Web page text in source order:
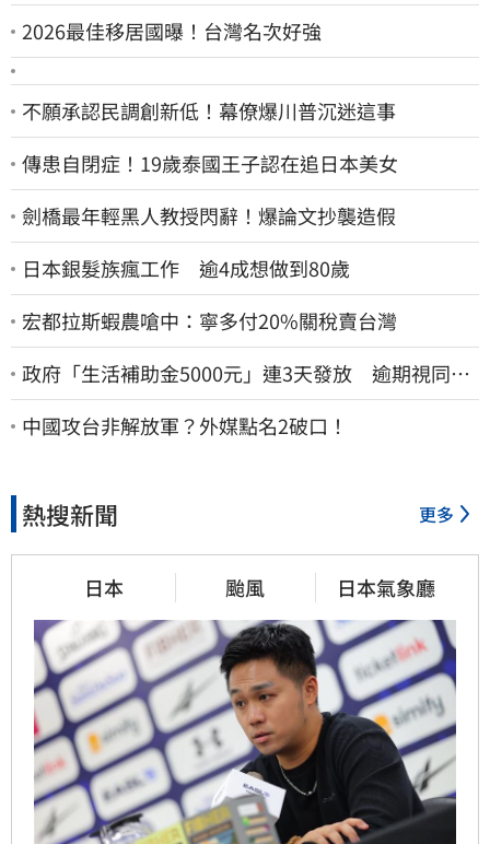
2026最佳移居國曝！台灣名次好強
不願承認民調創新低！幕僚爆川普沉迷這事
傳患自閉症！19歲泰國王子認在追日本美女
劍橋最年輕黑人教授閃辭！爆論文抄襲造假
日本銀髮族瘋工作 逾4成想做到80歲
宏都拉斯蝦農嗆中：寧多付20%關稅賣台灣
政府「生活補助金5000元」連3天發放 逾期視同放
棄
中國攻台非解放軍？外媒點名2破口！
熱搜新聞 更多
日本 颱風 日本氣象廳